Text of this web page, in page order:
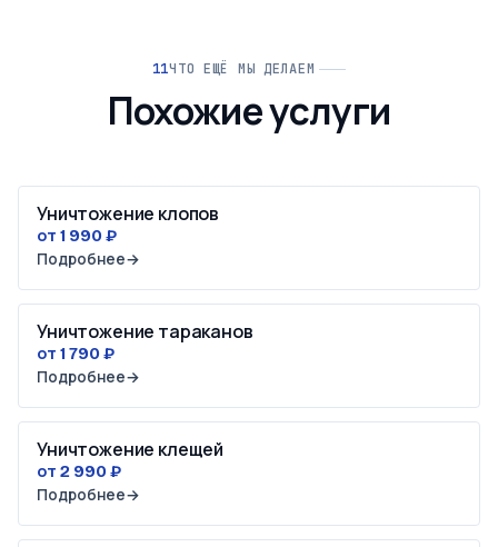
ЧТО ЕЩЁ МЫ ДЕЛАЕМ
Похожие услуги
Уничтожение клопов
от 1 990 ₽
Подробнее→
Уничтожение тараканов
от 1 790 ₽
Подробнее→
Уничтожение клещей
от 2 990 ₽
Подробнее→